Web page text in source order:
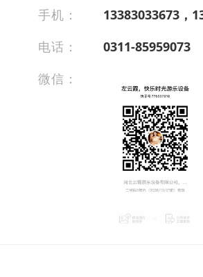
手机：
13383033673，
电话：
0311-85959073
微信：